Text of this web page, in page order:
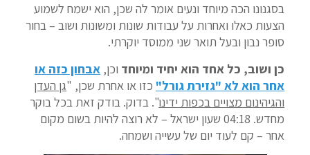
בסגנונו הכה מיוחד ונעים אומר לה שכן, הוא ישמח לשמוע
הצעות כאלו ואחרות על עבודות שונות ומשונות ושוב – בחור
סופר נבון ובעל תואר שני ממוסד יוקרתי.
כן ושוב, כל אחד הוא יחיד ומיוחד וכן, אבחון כזה או
אחר הוא לא "גזירת גורל" כזו או אחרת שכן, "גן העדן
והגיהינום מצויים בכפות ידינו". בדוק. בודק זאת בכל בוקר
מחדש. 04:18 שעון ישראל – לא רוצה להיות בשום מקום
אחר – קם לעוד יום של עשייה ושמחה.